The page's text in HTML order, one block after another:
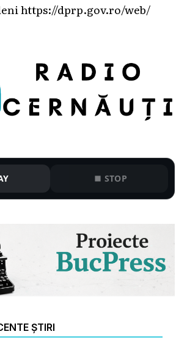
https://dprp.gov.ro/web/
STOP
ȘTIRI